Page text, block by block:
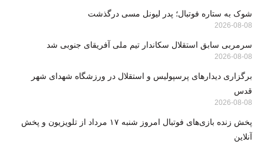
شوک به ستاره فوتبال؛ پدر لیونل مسی درگذشت
2026-08-08
سرمربی سابق استقلال سکاندار تیم ملی آفریقای جنوبی شد
2026-08-08
برگزاری دیدارهای پرسپولیس و استقلال در ورزشگاه شهدای شهر
قدس
2026-08-08
پخش زنده بازی‌های فوتبال امروز شنبه ۱۷ مرداد از تلویزیون و پخش
آنلاین